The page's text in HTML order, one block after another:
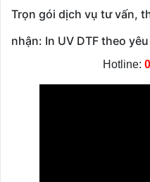
Trọn gói dịch vụ tư vấn,
nhận: In UV DTF theo
Hotline: